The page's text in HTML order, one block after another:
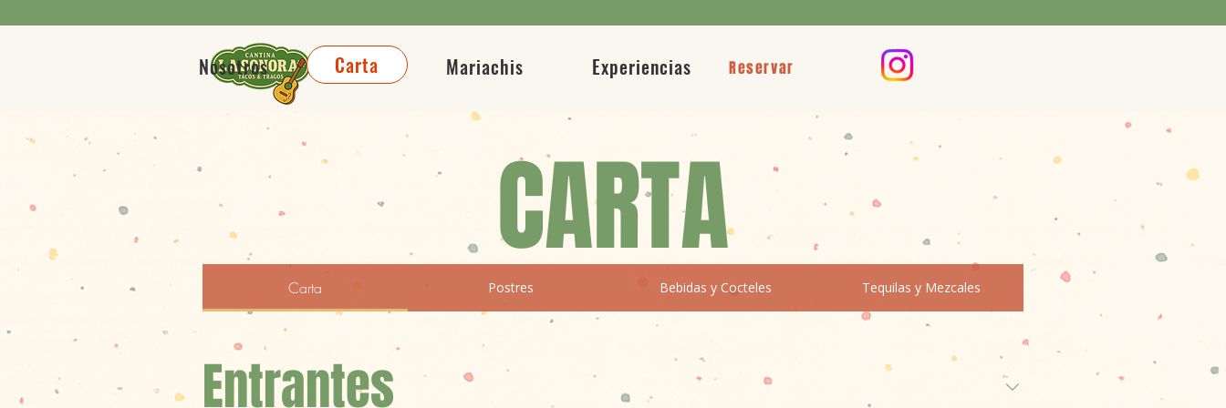
Nosotros Carta Mariachis Experiencias Reservar
CARTA
Carta Postres Bebidas y Cocteles Tequilas y Mezcales
Entrantes